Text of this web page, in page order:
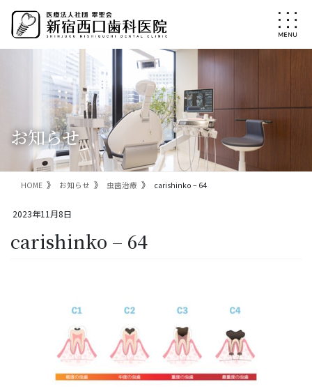
ン
ー
お知らせ
HOME お知らせ 虫歯治療 carishinko – 64
2023年11月8日
carishinko – 64